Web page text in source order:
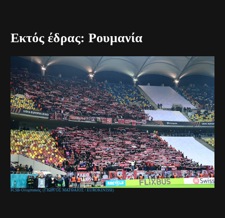
Εκτός έδρας: Ρουμανία
FCSB-Ολυμπιακός. (ΓΙΩΡΓΟΣ ΜΑΤΘΑΙΟΣ / EUROKINISSI)